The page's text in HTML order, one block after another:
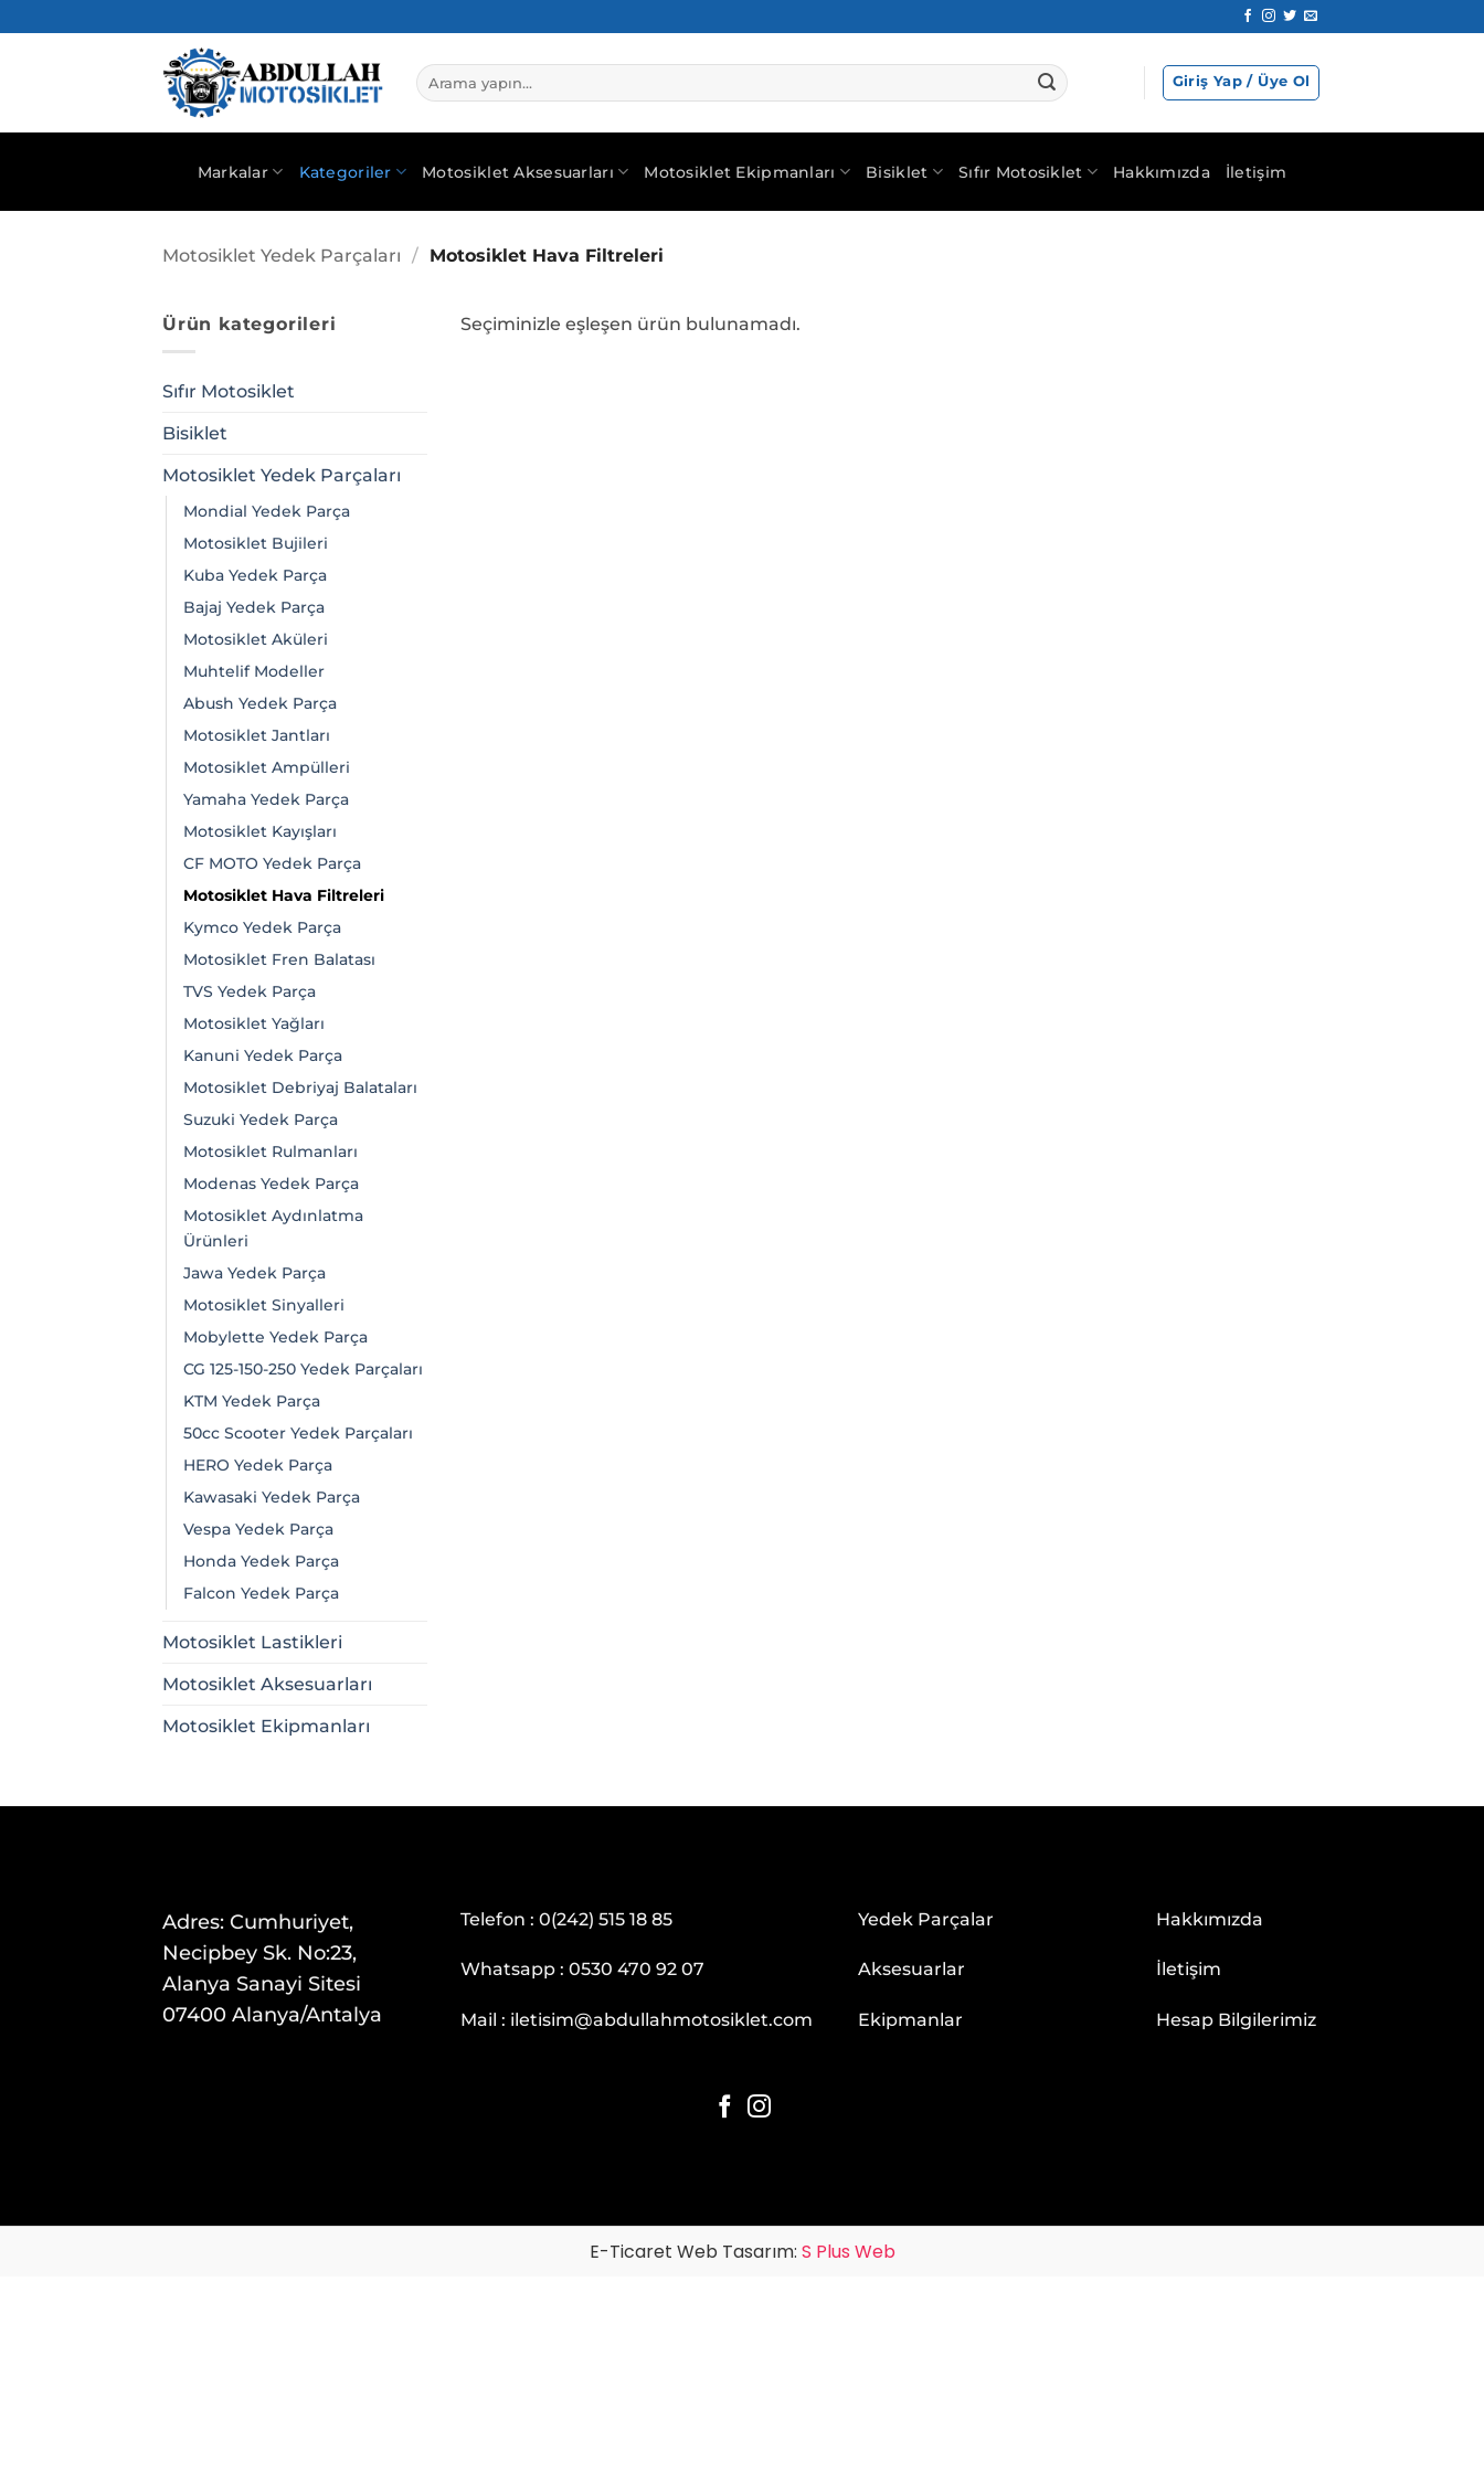
atla
Ara: Giriş Yap / Üye Ol
Markalar Kategoriler Motosiklet Aksesuarları Motosiklet Ekipmanları Bisiklet Sıfır Motosiklet Hakkımızda İletişim
Motosiklet Yedek Parçaları / Motosiklet Hava Filtreleri
Ürün kategorileri
Sıfır Motosiklet
Bisiklet
Motosiklet Yedek Parçaları
Mondial Yedek Parça
Motosiklet Bujileri
Kuba Yedek Parça
Bajaj Yedek Parça
Motosiklet Aküleri
Muhtelif Modeller
Abush Yedek Parça
Motosiklet Jantları
Motosiklet Ampülleri
Yamaha Yedek Parça
Motosiklet Kayışları
CF MOTO Yedek Parça
Motosiklet Hava Filtreleri
Kymco Yedek Parça
Motosiklet Fren Balatası
TVS Yedek Parça
Motosiklet Yağları
Kanuni Yedek Parça
Motosiklet Debriyaj Balataları
Suzuki Yedek Parça
Motosiklet Rulmanları
Modenas Yedek Parça
Motosiklet Aydınlatma
Ürünleri
Jawa Yedek Parça
Motosiklet Sinyalleri
Mobylette Yedek Parça
CG 125-150-250 Yedek Parçaları
KTM Yedek Parça
50cc Scooter Yedek Parçaları
HERO Yedek Parça
Kawasaki Yedek Parça
Vespa Yedek Parça
Honda Yedek Parça
Falcon Yedek Parça
Motosiklet Lastikleri
Motosiklet Aksesuarları
Motosiklet Ekipmanları
Seçiminizle eşleşen ürün bulunamadı.
Adres: Cumhuriyet,
Necipbey Sk. No:23,
Alanya Sanayi Sitesi
07400 Alanya/Antalya
Telefon : 0(242) 515 18 85
Whatsapp : 0530 470 92 07
Mail : iletisim@abdullahmotosiklet.com
Yedek Parçalar
Aksesuarlar
Ekipmanlar
Hakkımızda
İletişim
Hesap Bilgilerimiz
E-Ticaret Web Tasarım: S Plus Web